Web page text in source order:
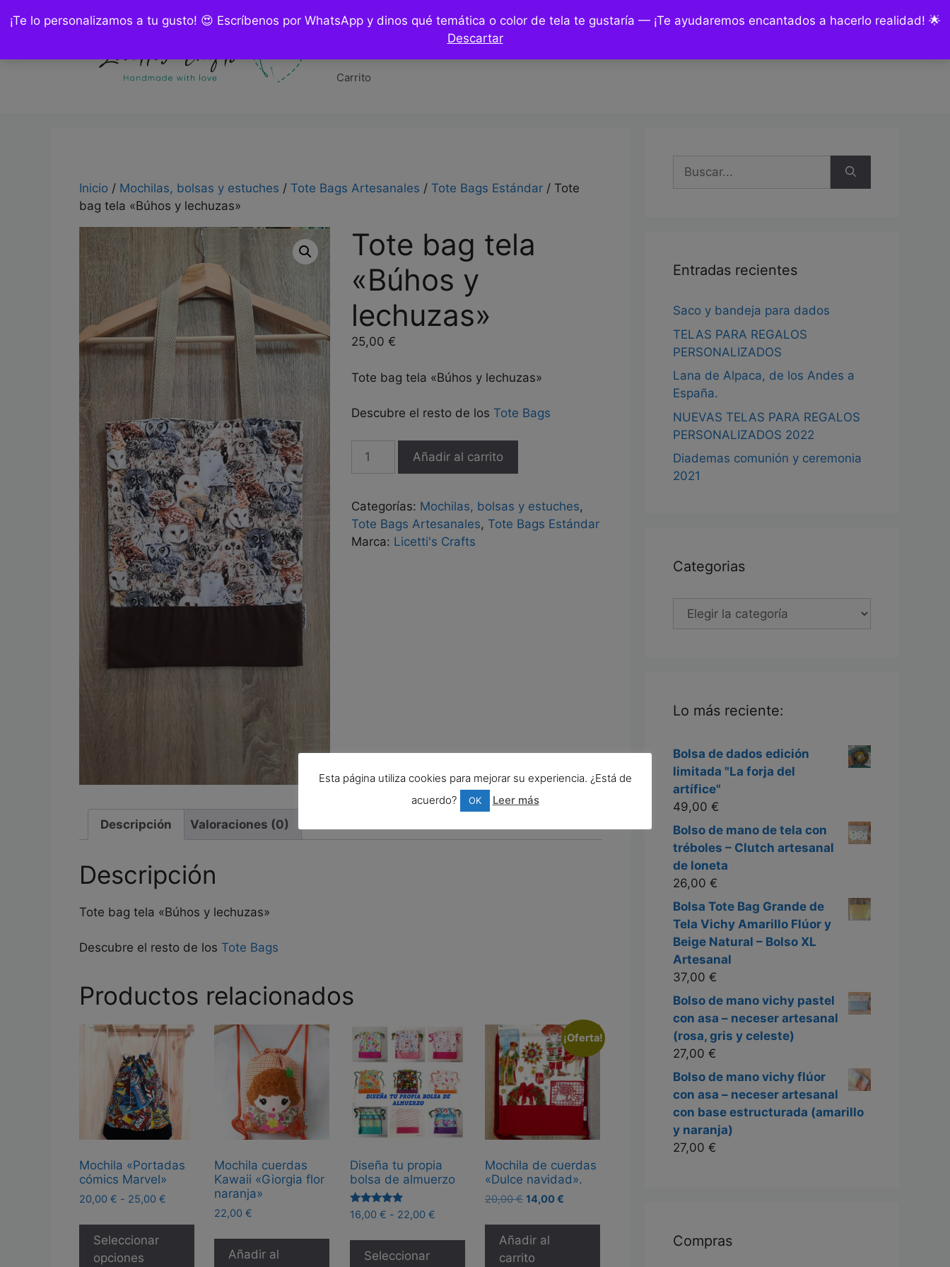
¡Te lo personalizamos a tu gusto! 😍 Escríbenos por WhatsApp y dinos qué temática o color de tela te gustaría — ¡Te ayudaremos encantados a hacerlo realidad! 🌟
Descartar
Hazlo tu mismo / DIY
Carrito
Inicio / Mochilas, bolsas y estuches / Tote Bags Artesanales / Tote Bags Estándar / Tote
bag tela «Búhos y lechuzas»
Tote bag tela
«Búhos y
lechuzas»
25,00 €
Tote bag tela «Búhos y lechuzas»
Descubre el resto de los Tote Bags
bag
"Búhos
y
lechuzas"
Añadir al carrito
Categorías: Mochilas, bolsas y estuches,
Tote Bags Artesanales, Tote Bags Estándar
Marca: Licetti's Crafts
Descripción Valoraciones (0)
Descripción
Tote bag tela «Búhos y lechuzas»
Descubre el resto de los Tote Bags
Productos relacionados
Mochila «Portadas
cómics Marvel»
20,00 € - 25,00 €
precios:
Seleccionar
opciones
Este
producto
Mochila cuerdas
Kawaii «Giorgia flor
naranja»
22,00€
Añadir al
Diseña tu propia
bolsa de almuerzo
Valorado
con
de 5
16,00 € - 22,00 €Rango
precios:
Seleccionar
producto
¡Oferta!
Mochila de cuerdas
«Dulce navidad».
20,00€ El
original
era:
20,00 €.
14,00€El
actual
Añadir al
carrito
Buscar:
Entradas recientes
Saco y bandeja para dados
TELAS PARA REGALOS
PERSONALIZADOS
Lana de Alpaca, de los Andes a
España.
NUEVAS TELAS PARA REGALOS
PERSONALIZADOS 2022
Diademas comunión y ceremonia
2021
Categorias
Categorias
Lo más reciente:
Bolsa de dados edición
limitada "La forja del
artífice"
49,00 €
Bolso de mano de tela con
tréboles – Clutch artesanal
de loneta
26,00 €
Bolsa Tote Bag Grande de
Tela Vichy Amarillo Flúor y
Beige Natural – Bolso XL
Artesanal
37,00 €
Bolso de mano vichy pastel
con asa – neceser artesanal
(rosa, gris y celeste)
27,00 €
Bolso de mano vichy flúor
con asa – neceser artesanal
con base estructurada (amarillo
y naranja)
27,00 €
Compras
Esta página utiliza cookies para mejorar su experiencia. ¿Está de
acuerdo?
OK Leer más